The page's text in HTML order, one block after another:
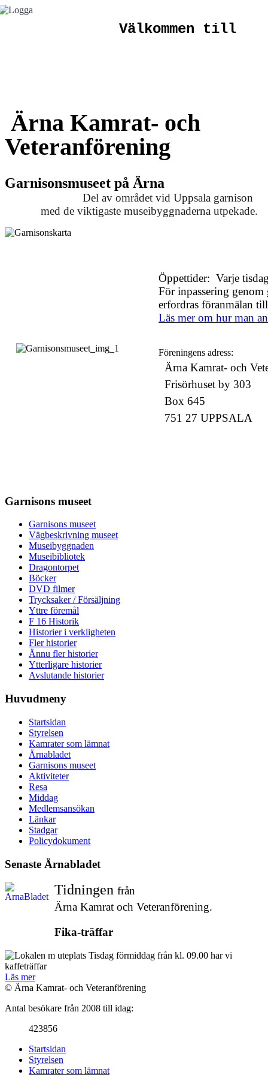
Välkommen till
Ärna Kamrat- och
Veteranförening
Garnisonsmuseet på Ärna
Del av området vid Uppsala garnison
med de viktigaste museibyggnaderna utpekade.
Öppettider: Varje
För inpassering
erfordras föranmälan
Läs mer om hur man
Föreningens adress:
Ärna Kamrat- och
Frisörhuset by 303
Box 645
751 27 UPPSALA
Garnisons museet
Garnisons museet
Vägbeskrivning museet
Museibyggnaden
Museibibliotek
Dragontorpet
Böcker
DVD filmer
Trycksaker / Försäljning
Yttre föremål
F 16 Historik
Historier i verkligheten
Fler historier
Ännu fler historier
Ytterligare historier
Avslutande historier
Huvudmeny
Startsidan
Styrelsen
Kamrater som lämnat
Ärnabladet
Garnisons museet
Aktiviteter
Resa
Middag
Medlemsansökan
Länkar
Stadgar
Policydokument
Senaste Ärnabladet
Tidningen från
Ärna Kamrat och Veteranförening.
Fika-träffar
Tisdag förmiddag från kl. 09.00 har vi
kaffeträffar
Läs mer
© Ärna Kamrat- och Veteranförening
Antal besökare från 2008 till idag:
423856
Startsidan
Styrelsen
Kamrater som lämnat